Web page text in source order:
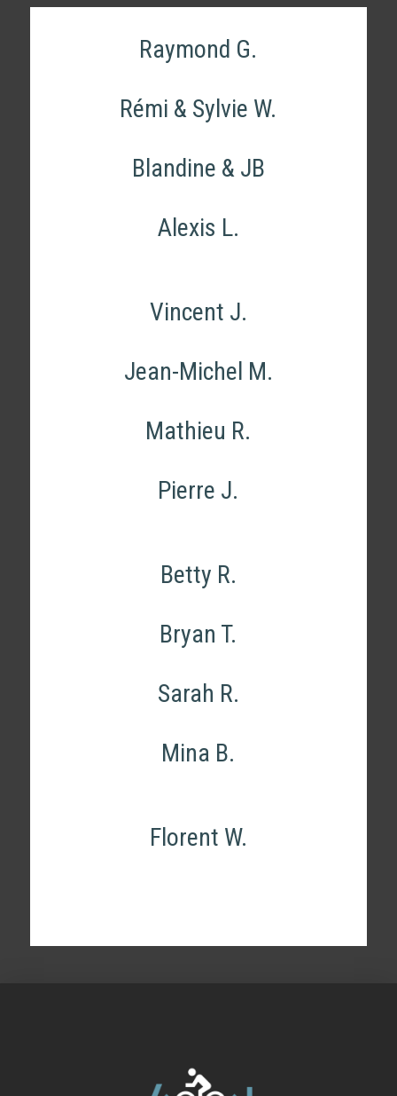
Raymond G.
Rémi & Sylvie W.
Blandine & JB
Alexis L.
Vincent J.
Jean-Michel M.
Mathieu R.
Pierre J.
Betty R.
Bryan T.
Sarah R.
Mina B.
Florent W.